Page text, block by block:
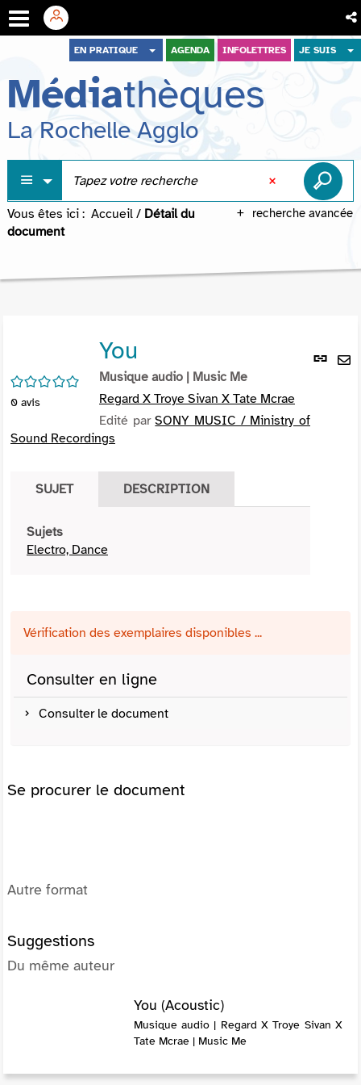
menu
contenu
recherche
EN PRATIQUE AGENDA INFOLETTRES JE SUIS
Médiathèques
La Rochelle Agglo
recherche avancée
Vous êtes ici : Accueil / Détail du
document
Lien
/5
0 avis
You
Musique audio | Music Me
Regard X Troye Sivan X Tate Mcrae
Edité parSONY MUSIC / Ministry of
Sound Recordings
SUJET DESCRIPTION
Sujets
Electro, Dance
Vérification des exemplaires disponibles ...
Consulter en ligne
Consulter le document
Se procurer le document
Autre format
Suggestions
Du même auteur
You (Acoustic)
Musique audio | Regard X Troye Sivan X
Tate Mcrae | Music Me